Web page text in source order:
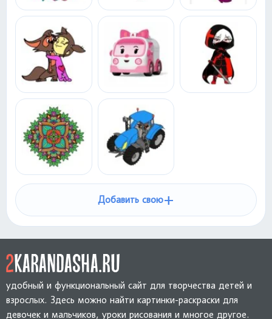
Добавить свою+
удобный и функциональный сайт для творчества детей и
взрослых. Здесь можно найти картинки-раскраски для
девочек и мальчиков, уроки рисования и многое другое.